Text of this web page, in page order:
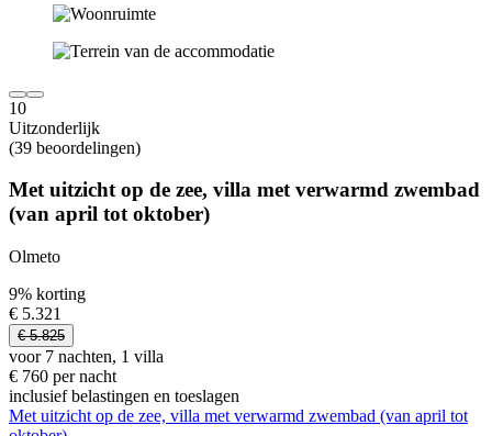
10
Uitzonderlijk
(39 beoordelingen)
Met uitzicht op de zee, villa met verwarmd zwembad
(van april tot oktober)
Olmeto
9% korting
€ 5.321
€ 5.825
voor 7 nachten, 1 villa
€ 760 per nacht
inclusief belastingen en toeslagen
Met uitzicht op de zee, villa met verwarmd zwembad (van april tot